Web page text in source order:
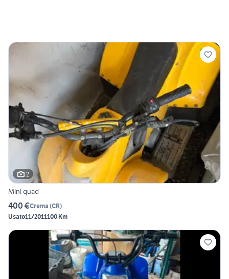
2
Mini quad
400 €Crema (CR)
Usato11/2011100 Km